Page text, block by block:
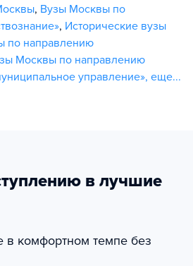
, Вузы Москвы по
, Исторические вузы
по направлению
Москвы по направлению
управление», еще...
в лучшие
в комфортном темпе без